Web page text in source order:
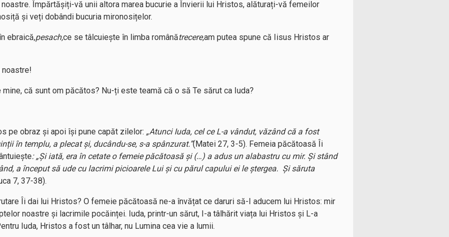
Împărtășiți-vă unii altora marea bucurie a Învierii lui Hristos, alăturați-vă femeilor
și veți dobândi bucuria mironosițelor.
ebraică,pesach,ce se tâlcuiește în limba românătrecere,am putea spune că Iisus Hristos ar
noastre!
mine, că sunt om păcătos? Nu-ți este teamă că o să Te sărut ca Iuda?
pe obraz și apoi își pune capăt zilelor: „Atunci Iuda, cel ce L-a vândut, văzând că a fost
în templu, a plecat și, ducându-se, s-a spânzurat.”(Matei 27, 3-5). Femeia păcătoasă Îi
: „Și iată, era în cetate o femeie păcătoasă și (…) a adus un alabastru cu mir. Și stând
a început să ude cu lacrimi picioarele Lui și cu părul capului ei le ștergea. Și săruta
7, 37-38).
Îi dai lui Hristos? O femeie păcătoasă ne-a învățat ce daruri să-I aducem lui Hristos: mir
noastre și lacrimile pocăinței. Iuda, printr-un sărut, I-a tâlhărit viața lui Hristos și L-a
Iuda, Hristos a fost un tâlhar, nu Lumina cea vie a lumii.